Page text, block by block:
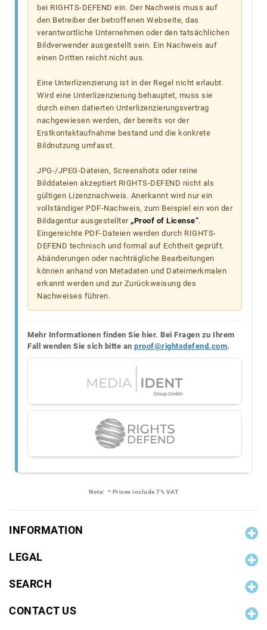
bei RIGHTS-DEFEND ein. Der Nachweis muss auf
den Betreiber der betroffenen Webseite, das
verantwortliche Unternehmen oder den tatsächlichen
Bildverwender ausgestellt sein. Ein Nachweis auf
einen Dritten reicht nicht aus.
Eine Unterlizenzierung ist in der Regel nicht erlaubt.
Wird eine Unterlizenzierung behauptet, muss sie
durch einen datierten Unterlizenzierungsvertrag
nachgewiesen werden, der bereits vor der
Erstkontaktaufnahme bestand und die konkrete
Bildnutzung umfasst.
JPG-/JPEG-Dateien, Screenshots oder reine
Bilddateien akzeptiert RIGHTS-DEFEND nicht als
gültigen Lizenznachweis. Anerkannt wird nur ein
vollständiger PDF-Nachweis, zum Beispiel ein von der
Bildagentur ausgestellter „Proof of License“.
Eingereichte PDF-Dateien werden durch RIGHTS-
DEFEND technisch und formal auf Echtheit geprüft.
Abänderungen oder nachträgliche Bearbeitungen
können anhand von Metadaten und Dateimerkmalen
erkannt werden und zur Zurückweisung des
Nachweises führen.
Mehr Informationen finden Sie hier. Bei Fragen zu Ihrem
Fall wenden Sie sich bitte an proof@rightsdefend.com.
Note: * Prices include 7% VAT
INFORMATION
LEGAL
SEARCH
CONTACT US